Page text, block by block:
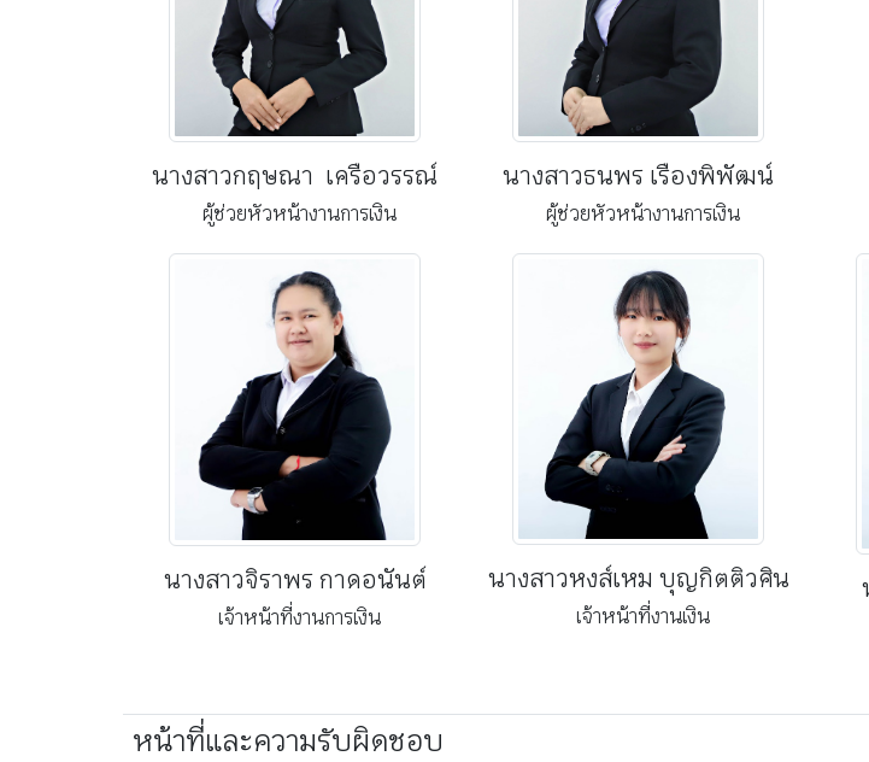
นางสาวกฤษณา เครือวรรณ์
ผู้ช่วยหัวหน้างานการเงิน
นางสาวธนพร เรืองพิพัฒน์
ผู้ช่วยหัวหน้างานการเงิน
นางสาวจิราพร กาดอนันต์
เจ้าหน้าที่งานการเงิน
นางสาวหงส์เหม บุญกิตติวศิน
เจ้าหน้าที่งานเงิน
หน้าที่และความรับผิดชอบ